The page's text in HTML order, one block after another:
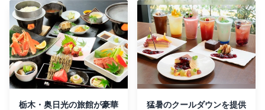
栃木・奥日光の旅館が豪華
猛暑のクールダウンを提供